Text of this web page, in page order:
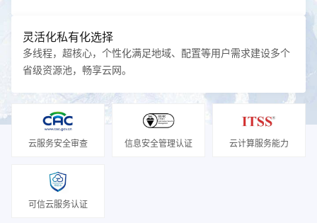
灵活化私有化选择
多线程，超核心，个性化满足地域、配置等用户需求建设多个
省级资源池，畅享云网。
云服务安全审查 信息安全管理认证 云计算服务能力
可信云服务认证